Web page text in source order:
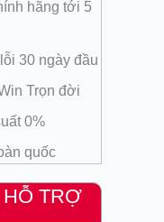
hãng tới 5
30 ngày đầu
Trọn đời
0%
quốc
TRỢ